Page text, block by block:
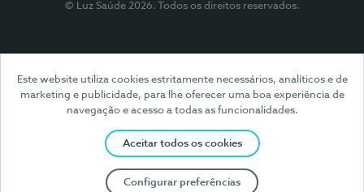
Este website utiliza cookies estritamente necessários, analíticos e de
marketing e publicidade, para lhe oferecer uma boa experiência de
navegação e acesso a todas as funcionalidades.
Aceitar todos os cookies
Configurar preferências
© Luz Saúde 2026. Todos os direitos reservados.